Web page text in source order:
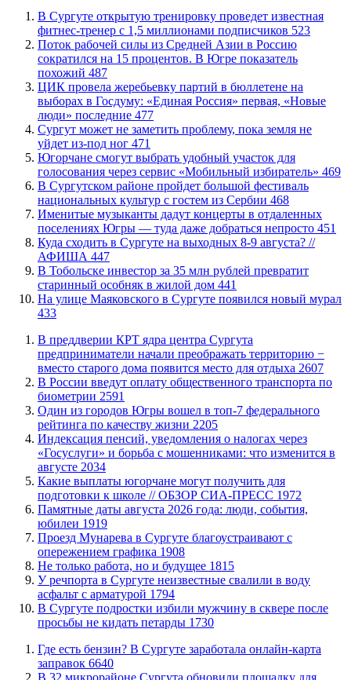
В Сургуте открытую тренировку проведет известная
фитнес-тренер с 1,5 миллионами подписчиков 523
Поток рабочей силы из Средней Азии в Россию
сократился на 15 процентов. В Югре показатель
похожий 487
ЦИК провела жеребьевку партий в бюллетене на
выборах в Госдуму: «Единая Россия» первая, «Новые
люди» последние 477
Сургут может не заметить проблему, пока земля не
уйдет из-под ног 471
Югорчане смогут выбрать удобный участок для
голосования через сервис «Мобильный избиратель» 469
В Сургутском районе пройдет большой фестиваль
национальных культур с гостем из Сербии 468
Именитые музыканты дадут концерты в отдаленных
поселениях Югры — туда даже добраться непросто 451
​Куда сходить в Сургуте на выходных 8-9 августа? //
АФИША 447
В Тобольске инвестор за 35 млн рублей превратит
старинный особняк в жилой дом 441
​На улице Маяковского в Сургуте появился новый мурал
433
​В преддверии КРТ ядра центра Сургута
предприниматели начали преображать территорию −
вместо старого дома появится место для отдыха 2607
В России введут оплату общественного транспорта по
биометрии 2591
Один из городов Югры вошел в топ-7 федерального
рейтинга по качеству жизни 2205
​Индексация пенсий, уведомления о налогах через
«Госуслуги» и борьба с мошенниками: что изменится в
августе 2034
Какие выплаты югорчане могут получить для
подготовки к школе // ОБЗОР СИА-ПРЕСС 1972
​Памятные даты августа 2026 года: люди, события,
юбилеи 1919
​Проезд Мунарева в Сургуте благоустраивают с
опережением графика 1908
​Не только работа, но и будущее 1815
​У речпорта в Сургуте неизвестные свалили в воду
асфальт с арматурой 1794
В Сургуте подростки избили мужчину в сквере после
просьбы не кидать петарды 1730
​Где есть бензин? В Сургуте заработала онлайн-карта
заправок 6640
В 32 микрорайоне Сургута обновили площадку для